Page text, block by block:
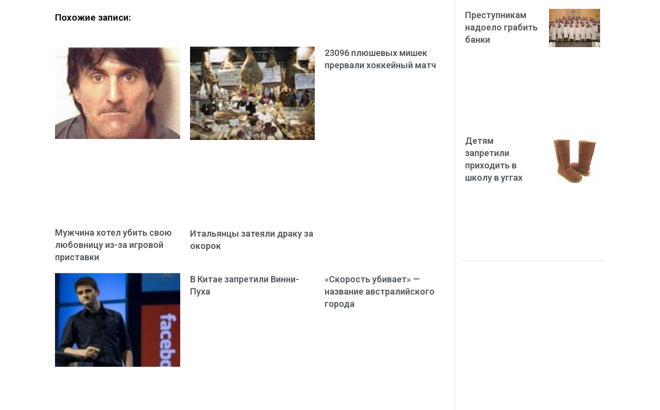
Похожие записи:
Мужчина хотел убить свою
любовницу из-за игровой
приставки
Итальянцы затеяли драку за
окорок
23096 плюшевых мишек
прервали хоккейный матч
В Китае запретили Винни-
Пуха
«Скорость убивает» —
название австралийского
города
Преступникам
надоело грабить
банки
Детям
запретили
приходить в
школу в уггах